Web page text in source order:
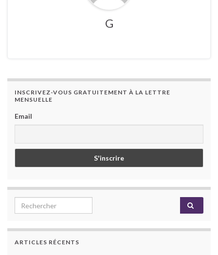
G
INSCRIVEZ-VOUS GRATUITEMENT À LA LETTRE
MENSUELLE
Email
Search for:
ARTICLES RÉCENTS